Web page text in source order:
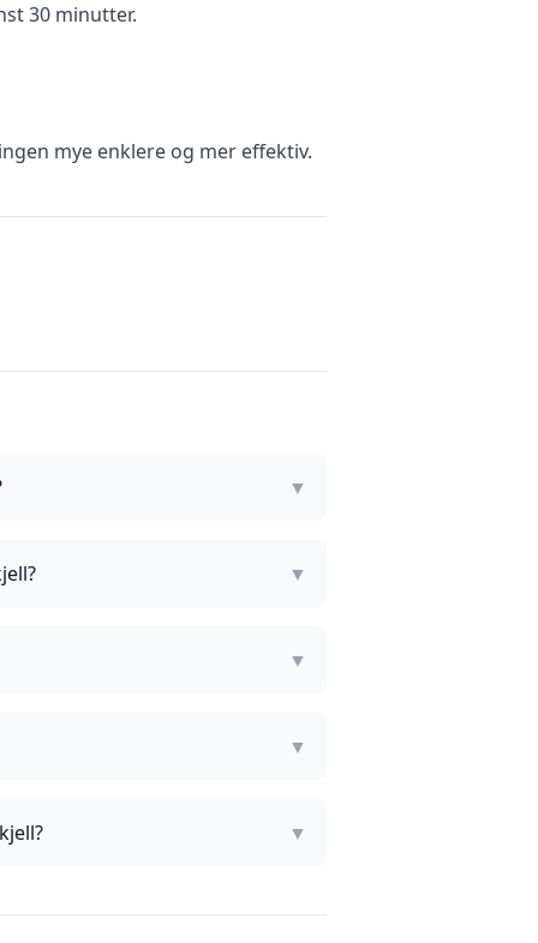
30 minutter.
mye enklere og mer effektiv.
▼
▼
▼
▼
▼